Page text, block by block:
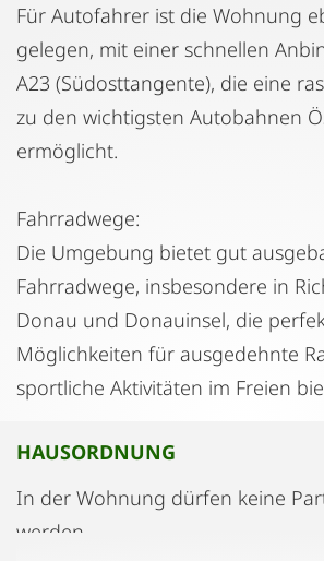
Für Autofahrer ist die Wohnung
gelegen, mit einer schnellen
A23 (Südosttangente), die eine
zu den wichtigsten Autobahnen
ermöglicht.
Fahrradwege:
Die Umgebung bietet gut
Fahrradwege, insbesondere in
Donau und Donauinsel, die
Möglichkeiten für ausgedehnte
sportliche Aktivitäten im Freien
HAUSORDNUNG
In der Wohnung dürfen keine
werden.